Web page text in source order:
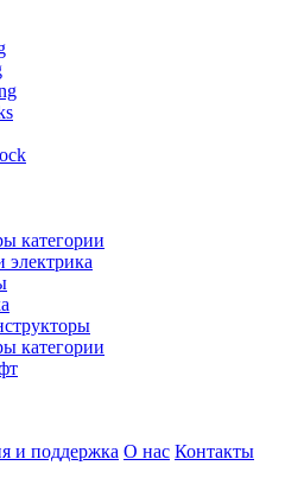
категории
категории
и поддержка О нас Контакты